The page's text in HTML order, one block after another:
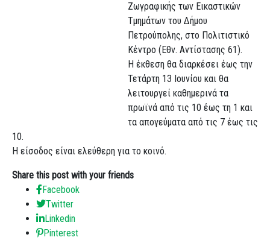
Ζωγραφικής των Εικαστικών
Τμημάτων του Δήμου
Πετρούπολης, στο Πολιτιστικό
Κέντρο (Εθν. Αντίστασης 61).
Η έκθεση θα διαρκέσει έως την
Τετάρτη 13 Ιουνίου και θα
λειτουργεί καθημερινά τα
πρωϊνά από τις 10 έως τη 1 και
τα απογεύματα από τις 7 έως τις
10.
Η είσοδος είναι ελεύθερη για το κοινό.
Share this post with your friends
Facebook
Twitter
Linkedin
Pinterest